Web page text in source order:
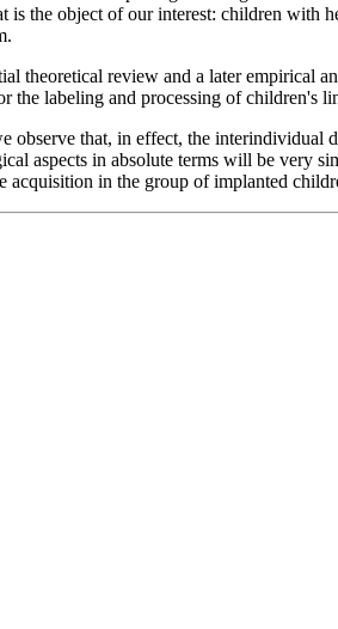
is the object of our interest: children
theoretical review and a later empirical
the labeling and processing of children's
observe that, in effect, the
aspects in absolute terms will be very
acquisition in the group of implanted